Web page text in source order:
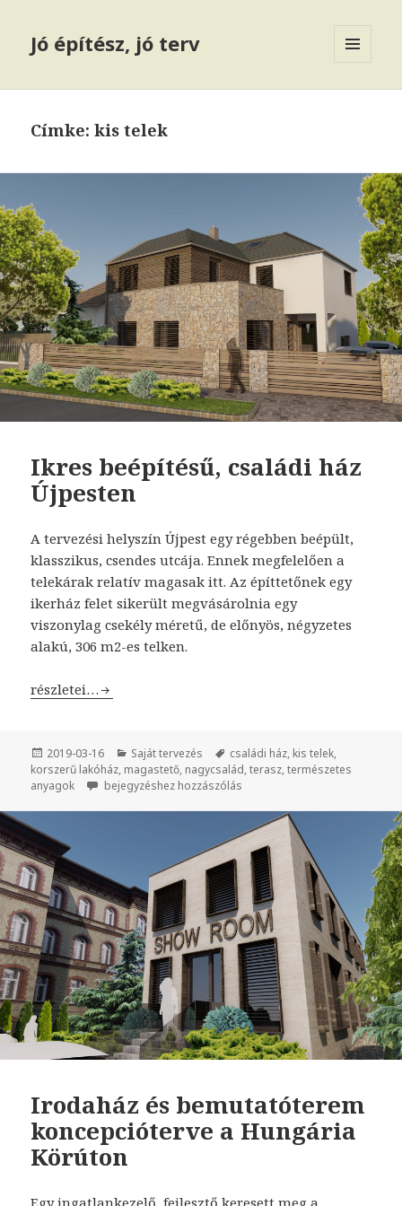
Jó építész, jó terv
Címke: kis telek
Ikres beépítésű, családi ház
Újpesten
A tervezési helyszín Újpest egy régebben beépült,
klasszikus, csendes utcája. Ennek megfelelően a
telekárak relatív magasak itt. Az építtetőnek egy
ikerház felet sikerült megvásárolnia egy
viszonylag csekély méretű, de előnyös, négyzetes
alakú, 306 m2-es telken.
Ikres beépítésű, családi ház Újpesten
részletei…
Közzétéve
2019-03-16 Kategória
Saját tervezés Címke
családi ház, kis telek,
korszerű lakóház, magastető, nagycsalád,terasz,természetes
anyagok
Ikres beépítésű, családi ház Újpesten
bejegyzéshez hozzászólás
Irodaház és bemutatóterem
koncepcióterve a Hungária
Körúton
Egy ingatlankezelő, fejlesztő keresett meg a